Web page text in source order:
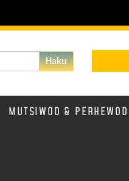
Haku
MUTSIWOD & PERHEWOD